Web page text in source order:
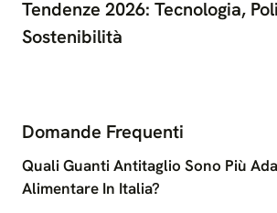
Tendenze 2026: Tecnologia,
Sostenibilità
Domande Frequenti
Quali Guanti Antitaglio Sono Più
Alimentare In Italia?